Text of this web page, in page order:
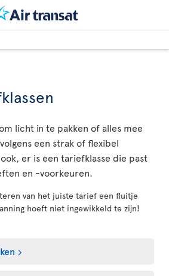
licht in te pakken of alles mee
een strak of flexibel
er is een tariefklasse die past
en -voorkeuren.
van het juiste tarief een fluitje
hoeft niet ingewikkeld te zijn!